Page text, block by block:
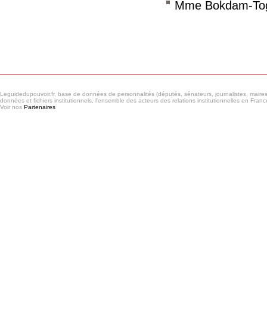
Mme Bokdam-
Leguidedupouvoir.fr, base de données de personnalités (députés, sénateurs, journalistes,
données et fichiers institutionnels, l'ensemble des acteurs des relations institutionnelles en
Voir nos Partenaires